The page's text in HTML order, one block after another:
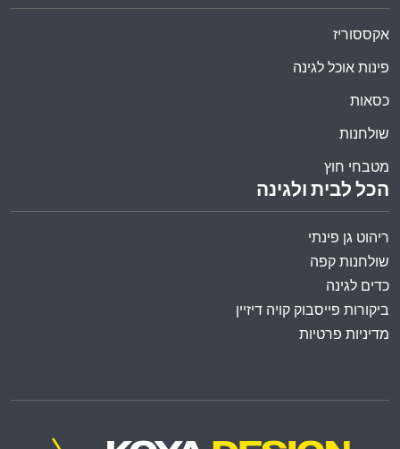
הכל לבית ולגינה
ריהוט גן פינתי
שולחנות קפה
כדים לגינה
ביקורות פייסבוק קויה דיזיין
מדיניות פרטיות
אקססוריז
פינות אוכל לגינה
כסאות
שולחנות
מטבחי חוץ